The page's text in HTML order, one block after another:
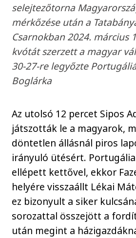
selejtezőtorna
mérkőzése után a
Csarnokban 2024. március
kvótát szerzett a magyar
30-27-re legyőzte
Boglárka
Az utolsó 12 percet Sipos
játszották le a magyarok,
döntetlen állásnál piros
irányuló ütésért.
ellépett kettővel, ekkor
helyére visszaállt Lékai
ez bizonyult a siker
sorozattal összejött a
után megint a